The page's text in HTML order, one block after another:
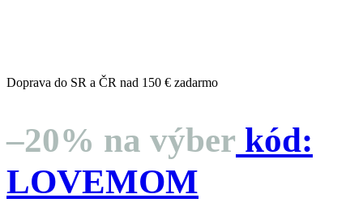
Doprava do SR a ČR nad 150 € zadarmo
–20% na výber kód:
LOVEMOM